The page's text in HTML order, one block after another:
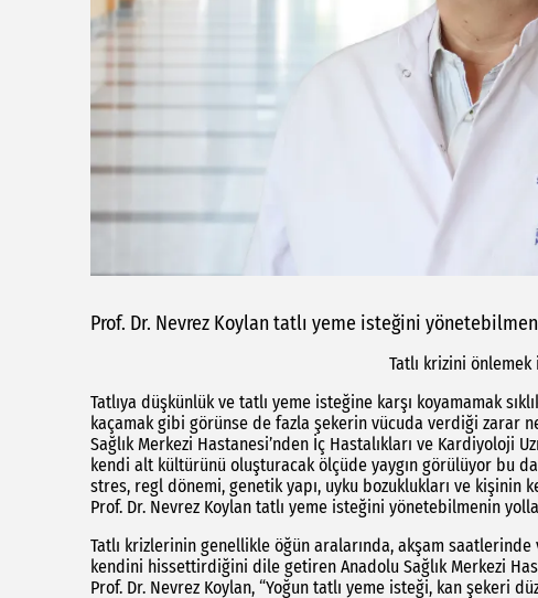
Prof. Dr. Nevrez Koylan tatlı yeme isteğini
Tatlı krizini önlemek
Tatlıya düşkünlük ve tatlı yeme isteğine karşı koyamamak
kaçamak gibi görünse de fazla şekerin vücuda verdiği zarar
Sağlık Merkezi Hastanesi’nden İç Hastalıkları ve Kardiyoloji
kendi alt kültürünü oluşturacak ölçüde yaygın görülüyor bu
stres, regl dönemi, genetik yapı, uyku bozuklukları ve kişinin
Prof. Dr. Nevrez Koylan tatlı yeme isteğini yönetebilmenin
Tatlı krizlerinin genellikle öğün aralarında, akşam
kendini hissettirdiğini dile getiren Anadolu Sağlık Merkezi
Prof. Dr. Nevrez Koylan, “Yoğun tatlı yeme isteği, kan şekeri